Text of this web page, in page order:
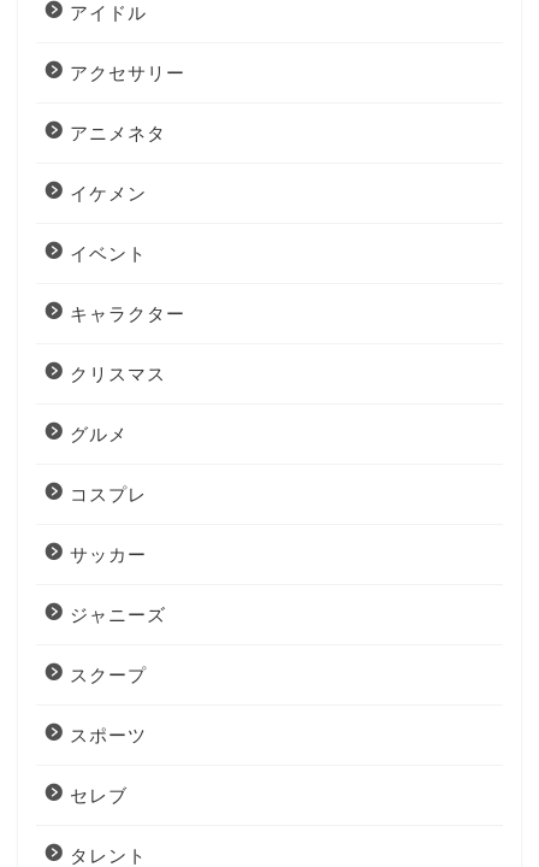
アイドル
アクセサリー
アニメネタ
イケメン
イベント
キャラクター
クリスマス
グルメ
コスプレ
サッカー
ジャニーズ
スクープ
スポーツ
セレブ
タレント